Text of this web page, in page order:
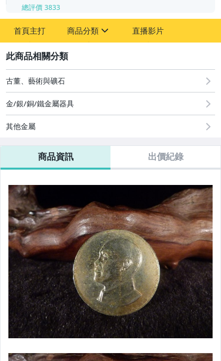
-
總評價 3833
首頁主打 商品分類
其它
直播影片
古董、藝術與礦石
金/銀/銅/鐵金屬器具
其他金屬
商品資訊 出價紀錄